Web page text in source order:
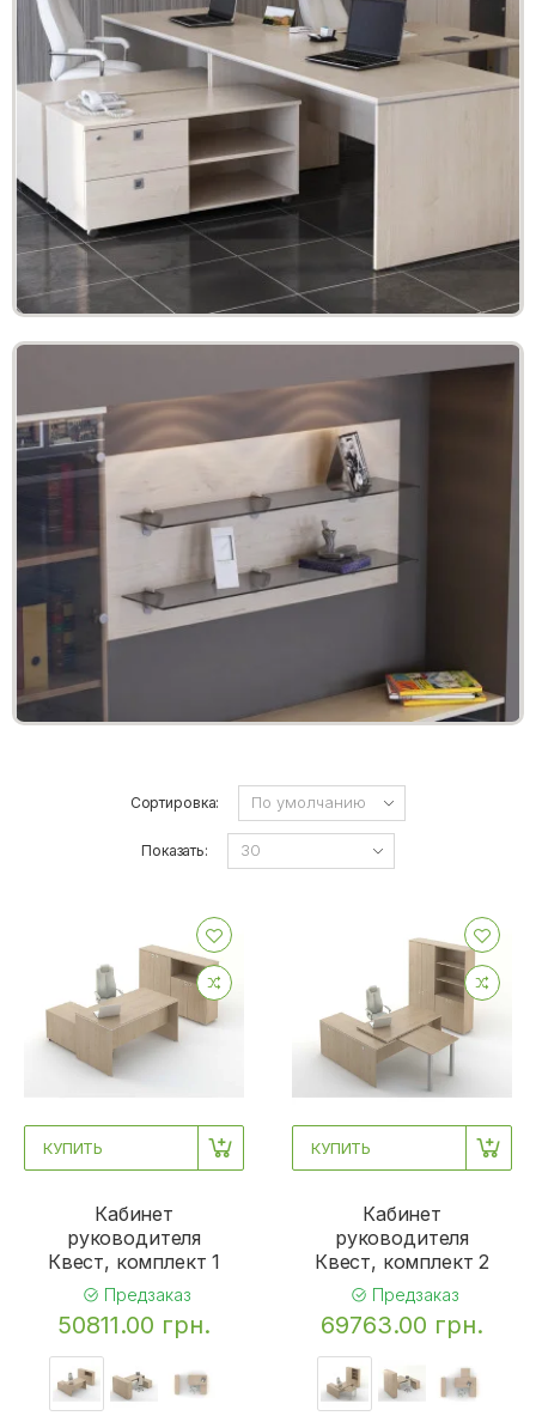
Сортировка:
Показать:
КУПИТЬ
Кабинет
руководителя
Квест, комплект 1
Предзаказ
50811.00 грн.
КУПИТЬ
Кабинет
руководителя
Квест, комплект 2
Предзаказ
69763.00 грн.